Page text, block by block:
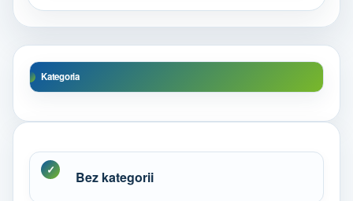
Kategoria
Bez kategorii